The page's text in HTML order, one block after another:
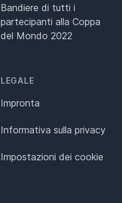
Bandiere di tutti i
partecipanti alla Coppa
del Mondo 2022
LEGALE
Impronta
Informativa sulla privacy
Impostazioni dei cookie